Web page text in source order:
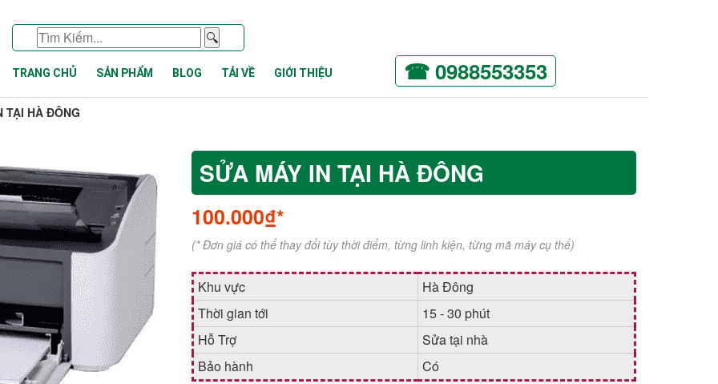
🔍
TRANG CHỦ SẢN PHẨM BLOG TẢI VỀ GIỚI THIỆU ☎ 0988553353
TẠI HÀ ĐÔNG
SỬA MÁY IN TẠI HÀ ĐÔNG
100.000₫*
(* Đơn giá có thể thay đổi tùy thời điểm, từng linh kiện, từng mã máy cụ thể)
Khu vực
Hà Đông
Thời gian tới
15 - 30 phút
Hỗ Trợ
Sửa tại nhà
Bảo hành
Có